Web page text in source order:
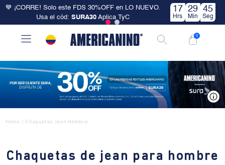
💙 ¡CORRE! Solo este FDS 30%OFF en LO NUEVO.
Usa el cód:SURA30 Aplica TyC
17
Hrs
29
Min
44
Seg
0
Home / Chaquetas Jean Hombre
Chaquetas de jean para hombre